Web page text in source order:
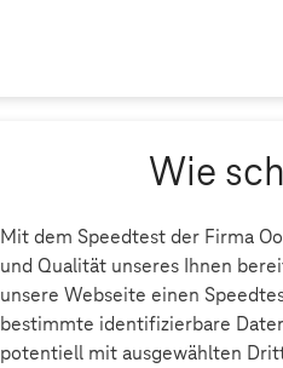
Wie
Mit dem Speedtest der Firma
und Qualität unseres Ihnen
unsere Webseite einen
bestimmte identifizierbare
potentiell mit ausgewählten